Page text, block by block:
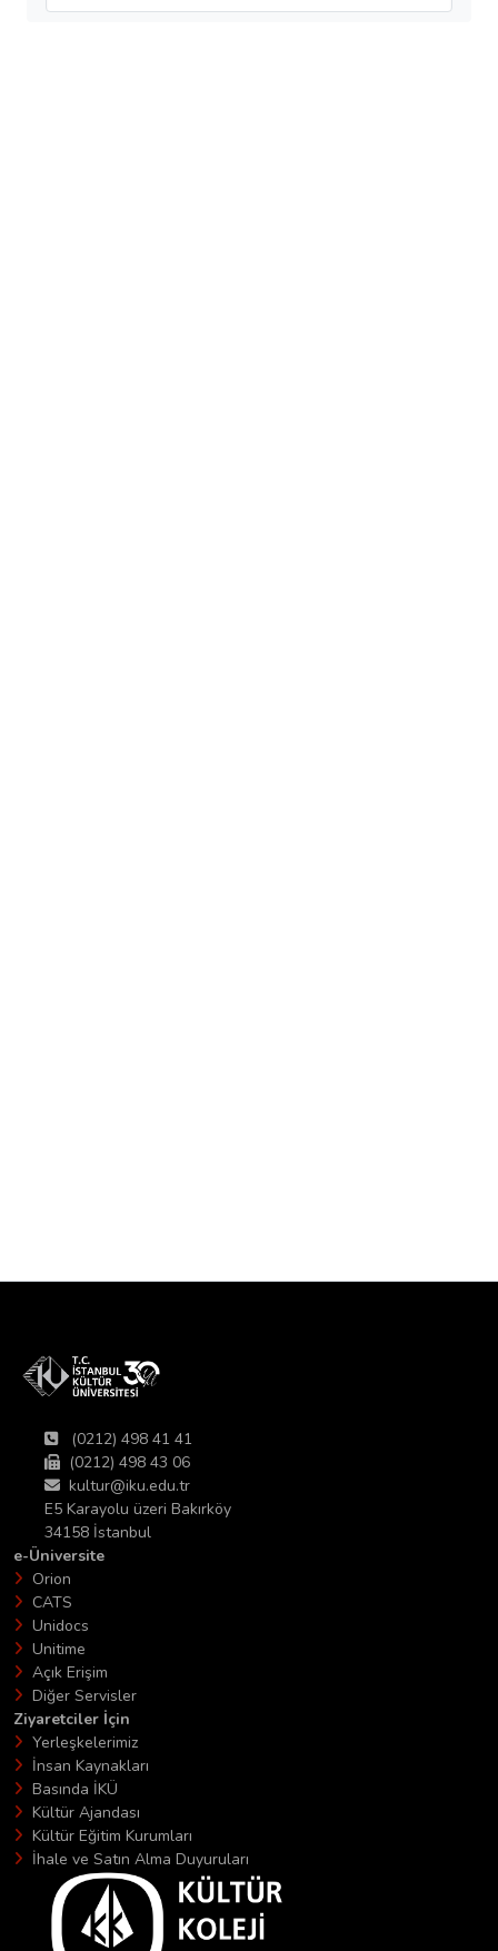
(0212) 498 41 41
(0212) 498 43 06
kultur@iku.edu.tr
E5 Karayolu üzeri Bakırköy
34158 İstanbul
e-Üniversite
Orion
CATS
Unidocs
Unitime
Açık Erişim
Diğer Servisler
Ziyaretciler İçin
Yerleşkelerimiz
İnsan Kaynakları
Basında İKÜ
Kültür Ajandası
Kültür Eğitim Kurumları
İhale ve Satın Alma Duyuruları